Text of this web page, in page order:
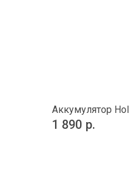
Аккумулятор
1 890 р.